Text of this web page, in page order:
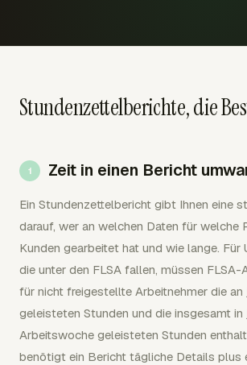
Stundenzettelberichte, die
Zeit in einen Bericht
Ein Stundenzettelbericht gibt Ihnen eine
darauf, wer an welchen Daten für welche
Kunden gearbeitet hat und wie lange. Für
die unter den FLSA fallen, müssen FLSA-
für nicht freigestellte Arbeitnehmer die
geleisteten Stunden und die insgesamt in
Arbeitswoche geleisteten Stunden
benötigt ein Bericht tägliche Details plus